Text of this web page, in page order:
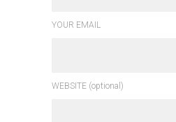
YOUR EMAIL
WEBSITE (optional)